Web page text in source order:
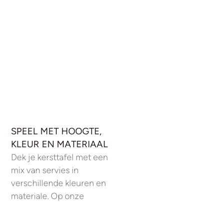
SPEEL MET HOOGTE,
KLEUR EN MATERIAAL
Dek je kersttafel met een
mix van servies in
verschillende kleuren en
materiale. Op onze